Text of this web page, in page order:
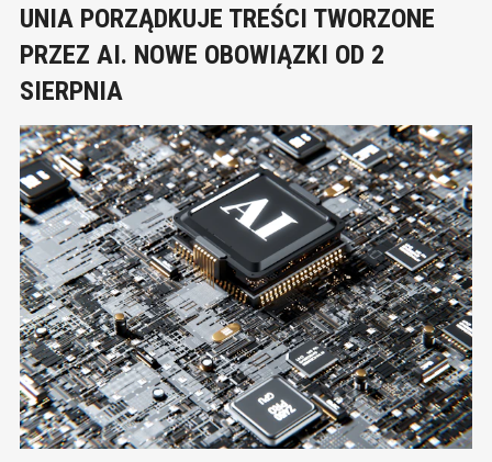
UNIA PORZĄDKUJE TREŚCI TWORZONE
PRZEZ AI. NOWE OBOWIĄZKI OD 2
SIERPNIA